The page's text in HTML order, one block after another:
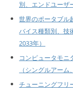
別、エンドユーザ
世界のポータブル
バイス種類別、技
2033年）
コンピュータモニ
（シングルアーム
チューニングフリ